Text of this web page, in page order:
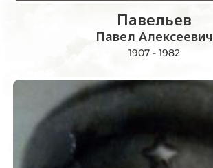
Павельев
Павел Алексеевич
1907 - 1982